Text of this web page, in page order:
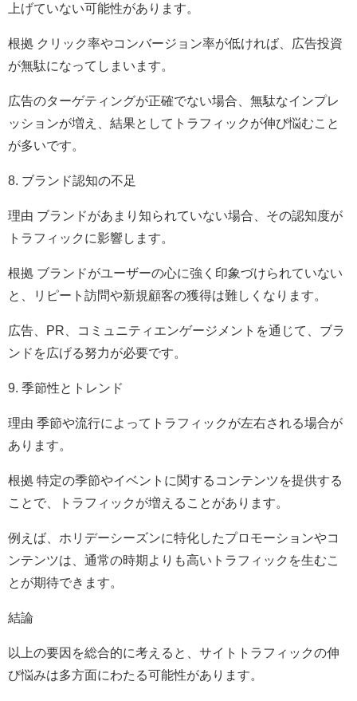
上げていない可能性があります。
根拠 クリック率やコンバージョン率が低ければ、広告投資
が無駄になってしまいます。
広告のターゲティングが正確でない場合、無駄なインプレ
ッションが増え、結果としてトラフィックが伸び悩むこと
が多いです。
8. ブランド認知の不足
理由 ブランドがあまり知られていない場合、その認知度が
トラフィックに影響します。
根拠 ブランドがユーザーの心に強く印象づけられていない
と、リピート訪問や新規顧客の獲得は難しくなります。
広告、PR、コミュニティエンゲージメントを通じて、ブラ
ンドを広げる努力が必要です。
9. 季節性とトレンド
理由 季節や流行によってトラフィックが左右される場合が
あります。
根拠 特定の季節やイベントに関するコンテンツを提供する
ことで、トラフィックが増えることがあります。
例えば、ホリデーシーズンに特化したプロモーションやコ
ンテンツは、通常の時期よりも高いトラフィックを生むこ
とが期待できます。
結論
以上の要因を総合的に考えると、サイトトラフィックの伸
び悩みは多方面にわたる可能性があります。